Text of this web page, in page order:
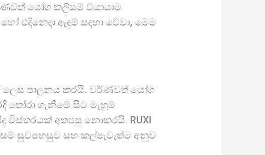
යෝග කලිසම් ව්යායාම
එදිනෙදා ඇඳුම් සඳහා වේවා, මෙම
ලෙස පාලනය කරයි. වර්ණවත් යෝග
තෝරා ගැනීමේ සිට මැහුම්
විස්තරයක් අතපසු නොකරයි. RUXI
සුවපහසුව සහ කල්පැවැත්ම අනුව